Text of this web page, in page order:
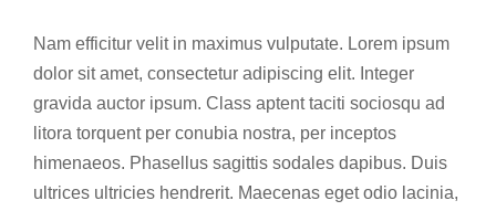
Nam efficitur velit in maximus vulputate. Lorem ipsum
dolor sit amet, consectetur adipiscing elit. Integer
gravida auctor ipsum. Class aptent taciti sociosqu ad
litora torquent per conubia nostra, per inceptos
himenaeos. Phasellus sagittis sodales dapibus. Duis
ultrices ultricies hendrerit. Maecenas eget odio lacinia,